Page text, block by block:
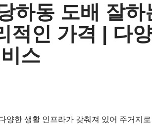
하동 도배 잘하
적인 가격 | 다
스
양한 생활 인프라가 갖춰져 있어 주거지